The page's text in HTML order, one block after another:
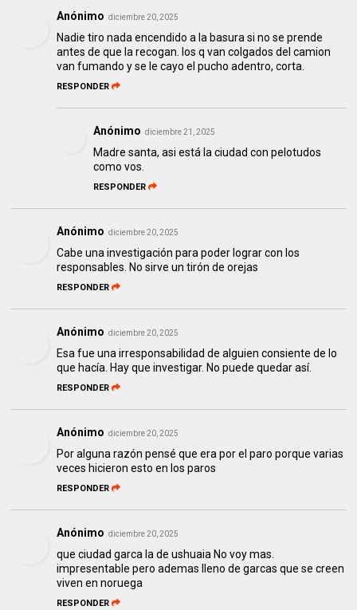
Anónimo diciembre 20, 2025
Nadie tiro nada encendido a la basura si no se prende
antes de que la recogan. los q van colgados del camion
van fumando y se le cayo el pucho adentro, corta.
RESPONDER
Anónimo diciembre 21, 2025
Madre santa, asi está la ciudad con pelotudos
como vos.
RESPONDER
Anónimo diciembre 20, 2025
Cabe una investigación para poder lograr con los
responsables. No sirve un tirón de orejas
RESPONDER
Anónimo diciembre 20, 2025
Esa fue una irresponsabilidad de alguien consiente de lo
que hacía. Hay que investigar. No puede quedar así.
RESPONDER
Anónimo diciembre 20, 2025
Por alguna razón pensé que era por el paro porque varias
veces hicieron esto en los paros
RESPONDER
Anónimo diciembre 20, 2025
que ciudad garca la de ushuaia No voy mas.
impresentable pero ademas lleno de garcas que se creen
viven en noruega
RESPONDER